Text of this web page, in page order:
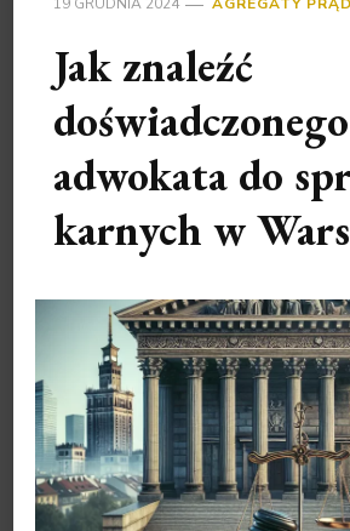
19 GRUDNIA 2024 AGREGATY
Jak znaleźć
doświadczonego
adwokata do
karnych w